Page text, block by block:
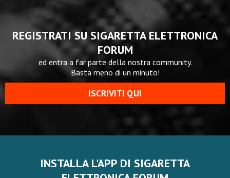
REGISTRATI SU SIGARETTA ELETTRONICA
FORUM
ed entra a far parte della nostra community.
Basta meno di un minuto!
ISCRIVITI QUI
INSTALLA L'APP DI SIGARETTA